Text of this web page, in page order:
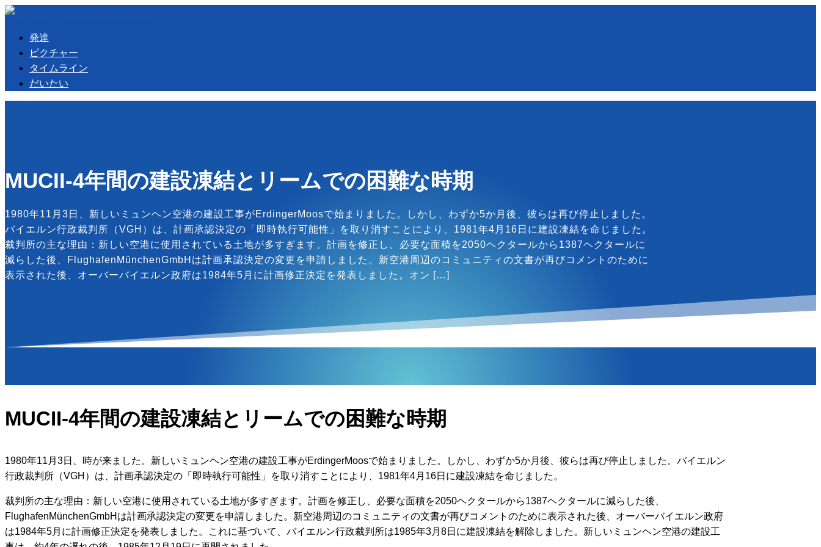
発達
ピクチャー
タイムライン
だいたい
MUCII-4年間の建設凍結とリームでの困難な時期
1980年11月3日、新しいミュンヘン空港の建設工事がErdingerMoosで始まりました。しかし、わずか5か月後、彼らは再び停止しました。
バイエルン行政裁判所（VGH）は、計画承認決定の「即時執行可能性」を取り消すことにより、1981年4月16日に建設凍結を命じました。
裁判所の主な理由：新しい空港に使用されている土地が多すぎます。計画を修正し、必要な面積を2050ヘクタールから1387ヘクタールに
減らした後、FlughafenMünchenGmbHは計画承認決定の変更を申請しました。新空港周辺のコミュニティの文書が再びコメントのために
表示された後、オーバーバイエルン政府は1984年5月に計画修正決定を発表しました。オン […]
MUCII-4年間の建設凍結とリームでの困難な時期
1980年11月3日、時が来ました。新しいミュンヘン空港の建設工事がErdingerMoosで始まりました。しかし、わずか5か月後、彼らは再び停止しました。バイエルン
行政裁判所（VGH）は、計画承認決定の「即時執行可能性」を取り消すことにより、1981年4月16日に建設凍結を命じました。
裁判所の主な理由：新しい空港に使用されている土地が多すぎます。計画を修正し、必要な面積を2050ヘクタールから1387ヘクタールに減らした後、
FlughafenMünchenGmbHは計画承認決定の変更を申請しました。新空港周辺のコミュニティの文書が再びコメントのために表示された後、オーバーバイエルン政府
は1984年5月に計画修正決定を発表しました。これに基づいて、バイエルン行政裁判所は1985年3月8日に建設凍結を解除しました。新しいミュンヘン空港の建設工